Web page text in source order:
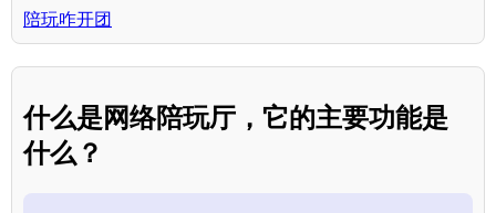
陪玩咋开团
什么是网络陪玩厅，它的主要功能是
什么？